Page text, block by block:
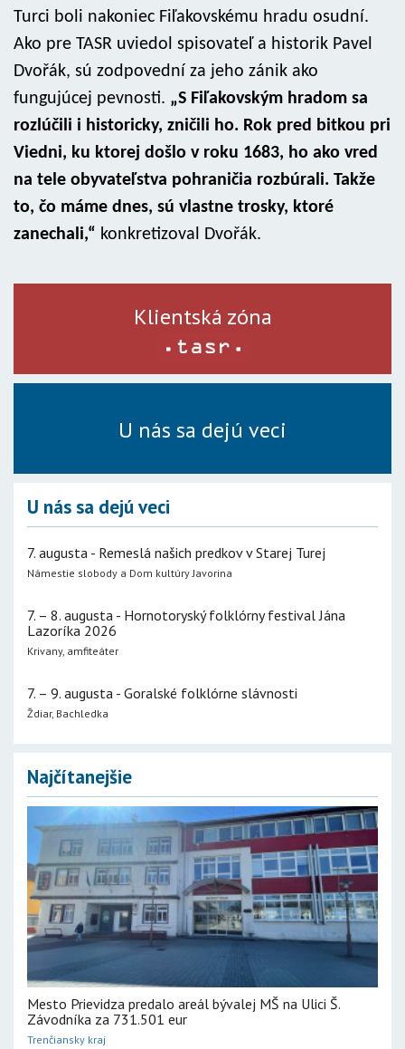
Turci boli nakoniec Fiľakovskému hradu osudní.
Ako pre TASR uviedol spisovateľ a historik Pavel
Dvořák, sú zodpovední za jeho zánik ako
fungujúcej pevnosti. „S Fiľakovským hradom sa
rozlúčili i historicky, zničili ho. Rok pred bitkou pri
Viedni, ku ktorej došlo v roku 1683, ho ako vred
na tele obyvateľstva pohraničia rozbúrali. Takže
to, čo máme dnes, sú vlastne trosky, ktoré
zanechali,“ konkretizoval Dvořák.
Klientská zóna
U nás sa dejú veci
U nás sa dejú veci
7. augusta - Remeslá našich predkov v Starej Turej
Námestie slobody a Dom kultúry Javorina
7. – 8. augusta - Hornotoryský folklórny festival Jána
Lazoríka 2026
Krivany, amfiteáter
7. – 9. augusta - Goralské folklórne slávnosti
Ždiar, Bachledka
Najčítanejšie
Mesto Prievidza predalo areál bývalej MŠ na Ulici Š.
Závodníka za 731.501 eur
Trenčiansky kraj